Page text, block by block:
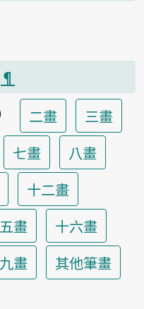
¶
二畫
三畫
七畫
八畫
十二畫
畫
十六畫
畫
其他筆畫